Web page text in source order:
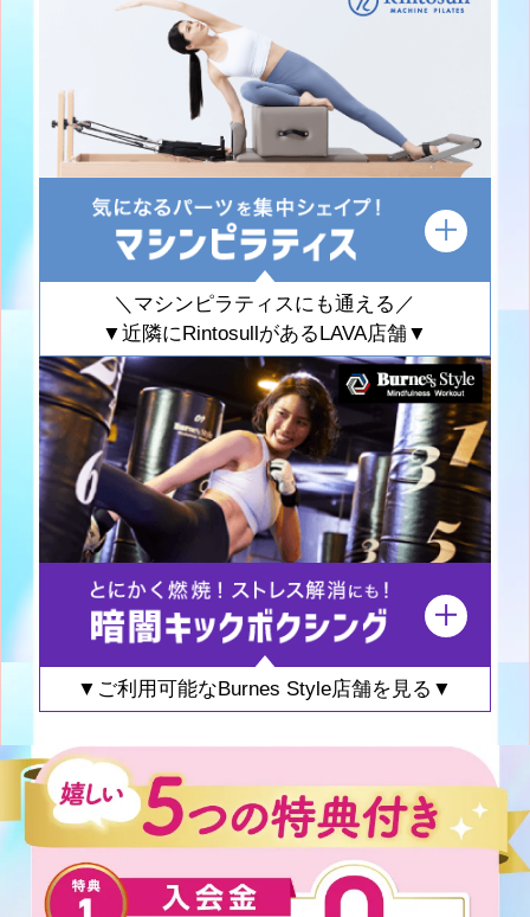
＼マシンピラティスにも通える／
▼近隣にRintosullがあるLAVA店舗▼
▼ご利用可能なBurnes Style店舗を見る▼